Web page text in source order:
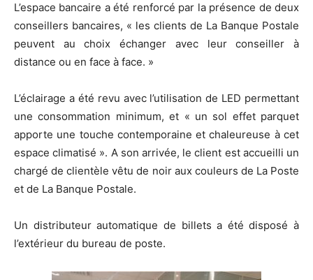
L’espace bancaire a été renforcé par la présence de deux
conseillers bancaires, « les clients de La Banque Postale
peuvent au choix échanger avec leur conseiller à
distance ou en face à face. »
L’éclairage a été revu avec l’utilisation de LED permettant
une consommation minimum, et « un sol effet parquet
apporte une touche contemporaine et chaleureuse à cet
espace climatisé ». A son arrivée, le client est accueilli un
chargé de clientèle vêtu de noir aux couleurs de La Poste
et de La Banque Postale.
Un distributeur automatique de billets a été disposé à
l’extérieur du bureau de poste.